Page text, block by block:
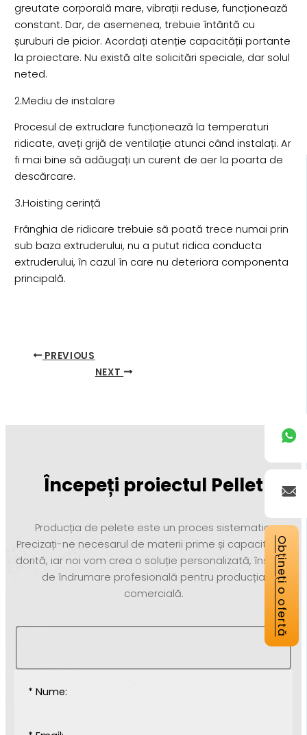
greutate corporală mare, vibrații reduse, funcționează
constant. Dar, de asemenea, trebuie întărită cu
șuruburi de picior. Acordați atenție capacității portante
la proiectare. Nu există alte solicitări speciale, dar solul
neted.
2.Mediu de instalare
Procesul de extrudare funcționează la temperaturi
ridicate, aveți grijă de ventilație atunci când instalați. Ar
fi mai bine să adăugați un curent de aer la poarta de
descărcare.
3.Hoisting cerință
Frânghia de ridicare trebuie să poată trece numai prin
sub baza extruderului, nu a putut ridica conducta
extruderului, în cazul în care nu deteriora componenta
principală.
PREVIOUS
NEXT
Începeți proiectul Pellet
Producția de pelete este un proces sistematic.
Precizați-ne necesarul de materii prime și capacitatea
dorită, iar noi vom crea o soluție personalizată, însoțită
de îndrumare profesională pentru producția
comercială.
* Nume:
Obțineți o ofertă